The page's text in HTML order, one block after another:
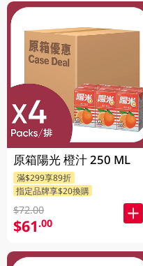
原箱陽光 橙汁 250 ML
滿$299享89折
指定品牌享$20換購
$72.00
$61.00